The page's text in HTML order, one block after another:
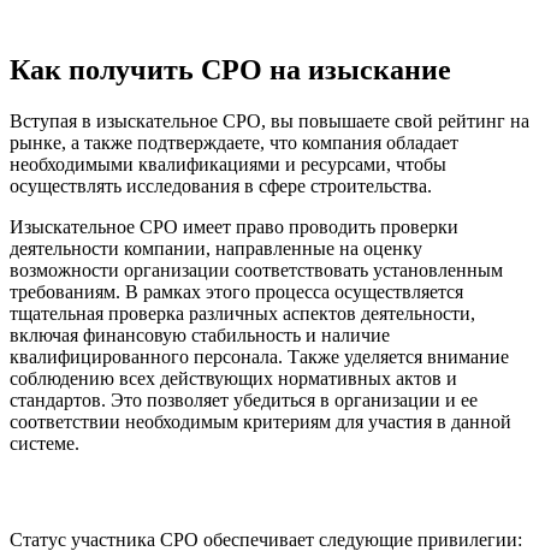
Как получить СРО на изыскание
Вступая в изыскательное СРО, вы повышаете свой рейтинг на
рынке, а также подтверждаете, что компания обладает
необходимыми квалификациями и ресурсами, чтобы
осуществлять исследования в сфере строительства.
Изыскательное СРО имеет право проводить проверки
деятельности компании, направленные на оценку
возможности организации соответствовать установленным
требованиям. В рамках этого процесса осуществляется
тщательная проверка различных аспектов деятельности,
включая финансовую стабильность и наличие
квалифицированного персонала. Также уделяется внимание
соблюдению всех действующих нормативных актов и
стандартов. Это позволяет убедиться в организации и ее
соответствии необходимым критериям для участия в данной
системе.
Статус участника СРО обеспечивает следующие привилегии: